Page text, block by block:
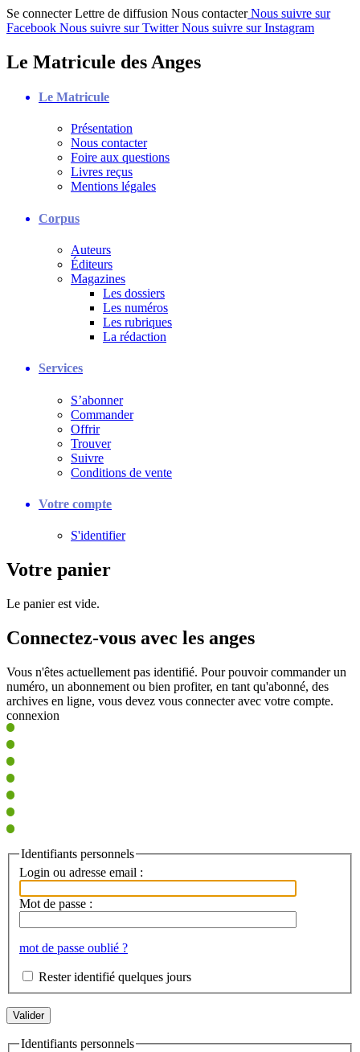
Se connecter Lettre de diffusion Nous contacter Nous suivre sur
Facebook Nous suivre sur Twitter Nous suivre sur Instagram
Le Matricule des Anges
Le Matricule
Présentation
Nous contacter
Foire aux questions
Livres reçus
Mentions légales
Corpus
Auteurs
Éditeurs
Magazines
Les dossiers
Les numéros
Les rubriques
La rédaction
Services
S’abonner
Commander
Offrir
Trouver
Suivre
Conditions de vente
Votre compte
S'identifier
Votre panier
Le panier est vide.
Connectez-vous avec les anges
Vous n'êtes actuellement pas identifié. Pour pouvoir commander un
numéro, un abonnement ou bien profiter, en tant qu'abonné, des
archives en ligne, vous devez vous connecter avec votre compte.
connexion
Identifiants personnels
Login ou adresse email :
Mot de passe :
mot de passe oublié ?
Rester identifié quelques jours
Identifiants personnels